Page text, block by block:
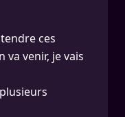
ces
va venir, je vais